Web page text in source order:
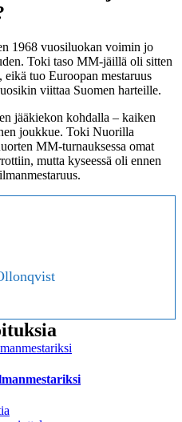
1968 vuosiluokan voimin jo
Toki taso MM-jäillä oli sitten
tuo Euroopan mestaruus
viittaa Suomen harteille.
jääkiekon kohdalla – kaiken
joukkue. Toki Nuorilla
MM-turnauksessa omat
mutta kyseessä oli ennen